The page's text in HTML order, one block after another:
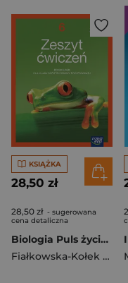
KSIĄŻKA
28,50 zł
28,50 zł - sugerowana
cena detaliczna
Biologia Puls życia zeszyt ćwiczeń dla klasy 6 szkoły podstawowej EDYCJA 2025-2027
Fiałkowska-Kołek Magdalena